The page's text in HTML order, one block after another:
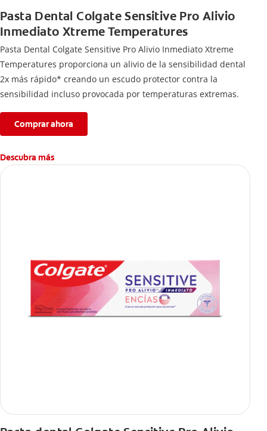
Pasta Dental Colgate Sensitive Pro Alivio
Inmediato Xtreme Temperatures
Pasta Dental Colgate Sensitive Pro Alivio Inmediato Xtreme
Temperatures proporciona un alivio de la sensibilidad dental
2x más rápido* creando un escudo protector contra la
sensibilidad incluso provocada por temperaturas extremas.
Comprar ahora
Descubra más